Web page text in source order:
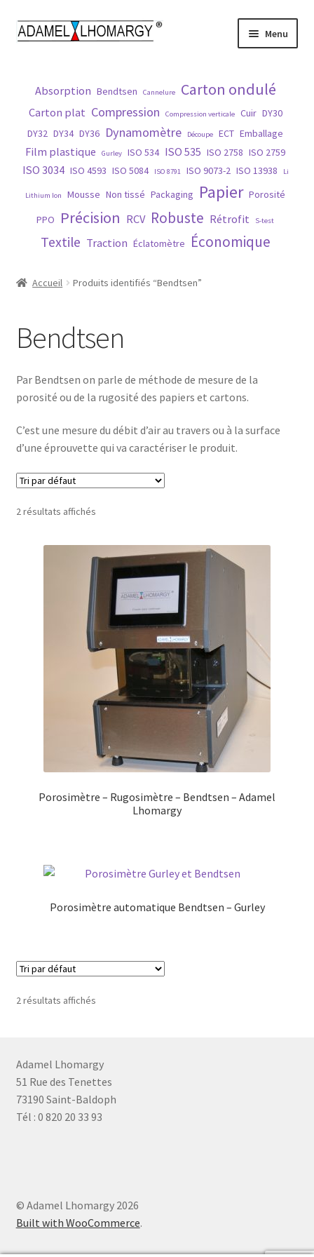
Aller
à
Aller
au
Menu
Histoire
Matières
Normes
Réparation
Absorption Bendtsen Cannelure Carton ondulé
Carton plat Compression Compression verticale Cuir DY30
DY32 DY34 DY36 Dynamomètre Découpe ECT Emballage
Film plastique Gurley ISO 534 ISO 535 ISO 2758 ISO 2759
ISO 3034 ISO 4593 ISO 5084 ISO 8791 ISO 9073-2 ISO 13938 Li
Lithium Ion Mousse Non tissé Packaging Papier Porosité
PPO
Précision RCV Robuste Rétrofit S-test
Textile Traction Éclatomètre Économique
Accueil Produits identifiés “Bendtsen”
Bendtsen
Par Bendtsen on parle de méthode de mesure de la
porosité ou de la rugosité des papiers et cartons.
C’est une mesure du débit d’air au travers ou à la surface
d’une éprouvette qui va caractériser le produit.
2 résultats affichés
Porosimètre – Rugosimètre – Bendtsen – Adamel
Lhomargy
Porosimètre automatique Bendtsen – Gurley
2 résultats affichés
Adamel Lhomargy
51 Rue des Tenettes
73190 Saint-Baldoph
Tél : 0 820 20 33 93
© Adamel Lhomargy 2026
Built with WooCommerce.